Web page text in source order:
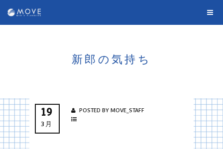
新郎の気持ち
19
3月
POSTED BY MOVE_STAFF